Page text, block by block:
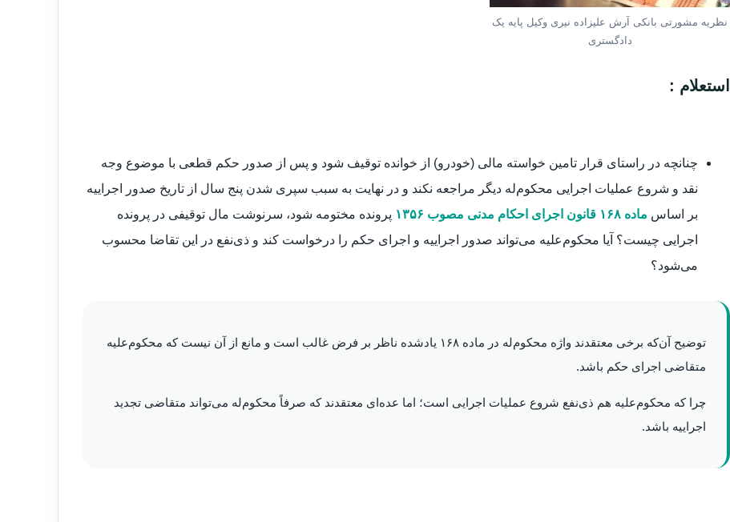
نظریه مشورتی بانکی آرش علیزاده نیری وکیل پایه یک
دادگستری
استعلام :
چنانچه در راستای قرار تامین خواسته مالی (خودرو) از خوانده توقیف شود و پس از صدور حکم قطعی با موضوع وجه
نقد و شروع عملیات اجرایی محکوم‌له دیگر مراجعه نکند و در نهایت به سبب سپری شدن پنج سال از تاریخ صدور اجراییه
بر اساس ماده ۱۶۸ قانون اجرای احکام مدنی مصوب ۱۳۵۶
پرونده مختومه شود، سرنوشت مال توقیفی در پرونده
اجرایی چیست؟ آیا محکوم‌علیه می‌تواند صدور اجراییه و اجرای حکم را درخواست کند و ذی‌نفع در این تقاضا محسوب
می‌شود؟
توضیح آن‌که برخی معتقدند واژه محکوم‌له در ماده ۱۶۸ یادشده ناظر بر فرض غالب است و مانع از آن نیست که محکوم‌علیه
متقاضی اجرای حکم باشد.
چرا که محکوم‌علیه هم ذی‌نفع شروع عملیات اجرایی است؛ اما عده‌ای معتقدند که صرفاً محکوم‌له می‌تواند متقاضی تجدید
اجراییه باشد.